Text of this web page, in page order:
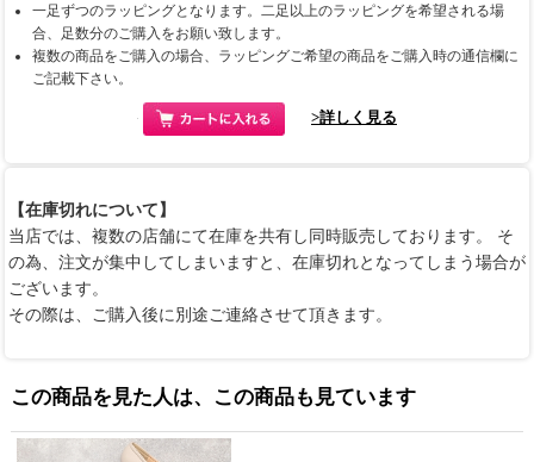
一足ずつのラッピングとなります。二足以上のラッピングを希望される場
合、足数分のご購入をお願い致します。
複数の商品をご購入の場合、ラッピングご希望の商品をご購入時の通信欄に
ご記載下さい。
>詳しく見る
【在庫切れについて】
当店では、複数の店舗にて在庫を共有し同時販売しております。 そ
の為、注文が集中してしまいますと、在庫切れとなってしまう場合が
ございます。
その際は、ご購入後に別途ご連絡させて頂きます。
この商品を見た人は、この商品も見ています